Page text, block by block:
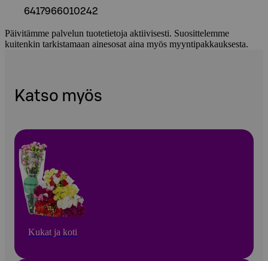
6417966010242
Päivitämme palvelun tuotetietoja aktiivisesti. Suosittelemme
kuitenkin tarkistamaan ainesosat aina myös myyntipakkauksesta.
Katso myös
Kukat ja koti